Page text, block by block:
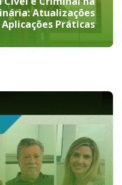
Atualizações
Práticas